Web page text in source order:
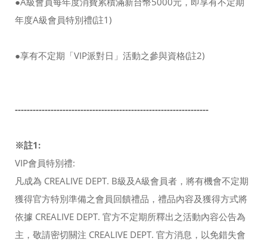
年度A級會員特別禮(註1)
●享有不定期「VIP派對日」活動之參與資格(註2)
-----------------------------------------------------------------
※註1:
VIP會員特別禮:
凡成為 CREALIVE DEPT. B級及A級會員者，將有機會不定期
獲得官方特別準備之會員回饋禮品，禮品內容及獲得方式將
依據 CREALIVE DEPT. 官方不定期所釋出之活動內容公告為
主，敬請密切關注 CREALIVE DEPT. 官方消息，以免錯失會